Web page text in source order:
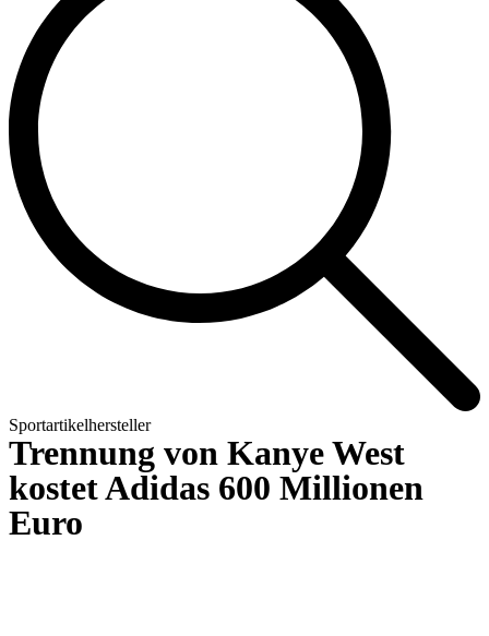
Sportartikelhersteller
Trennung von Kanye West
kostet Adidas 600 Millionen
Euro